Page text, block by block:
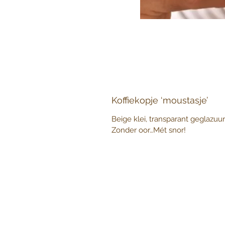
Koffiekopje ‘moustasje’
Beige klei, transparant
Zonder oor…Mét snor!